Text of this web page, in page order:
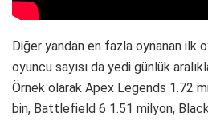
Diğer yandan en fazla oynanan ilk
oyuncu sayısı da yedi günlük
Örnek olarak Apex Legends 1.72
bin, Battlefield 6 1.51 milyon,